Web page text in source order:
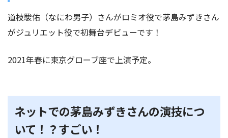
道枝駿佑（なにわ男子）さんがロミオ役で茅島みずきさん
がジュリエット役で初舞台デビューです！
2021年春に東京グローブ座で上演予定。
ネットでの茅島みずきさんの演技につ
いて！？すごい！